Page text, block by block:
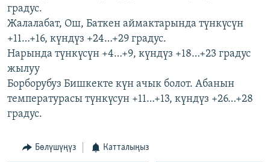
градус.
Жалалабат, Ош, Баткен аймактарында түнкүсүн
+11…+16, күндүз +24…+29 градус.
Нарында түнкүсүн +4…+9, күндүз +18…+23 градус
жылуу
Борборубуз Бишкекте күн ачык болот. Абанын
температурасы түнкүсун +11…+13, күндүз +26…+28
градус.
Бөлүшүңүз Катталыңыз